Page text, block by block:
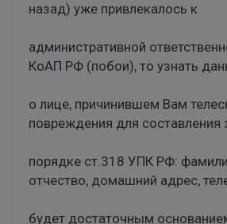
назад) уже привлекалось к
административной
КоАП РФ (побои), то узнать
о лице, причинившем Вам
повреждения для составления
порядке ст.318 УПК РФ:
отчество, домашний адрес,
будет достаточным